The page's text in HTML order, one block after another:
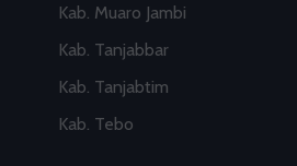
Kab. Muaro Jambi
Kab. Tanjabbar
Kab. Tanjabtim
Kab. Tebo